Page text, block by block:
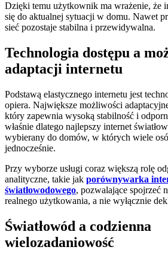
Dzięki temu użytkownik ma wrażenie, że
się do aktualnej sytuacji w domu. Nawet
sieć pozostaje stabilna i przewidywalna.
Technologia dostępu a
adaptacji internetu
Podstawą elastycznego internetu jest
opiera. Największe możliwości
który zapewnia wysoką stabilność i
właśnie dlatego najlepszy internet
wybierany do domów, w których wiele
jednocześnie.
Przy wyborze usługi coraz większą rolę
analityczne, takie jak porównywarka
światłowodowego, pozwalające spojrzeć
realnego użytkowania, a nie wyłącznie
Światłowód a codzienna
wielozadaniowość